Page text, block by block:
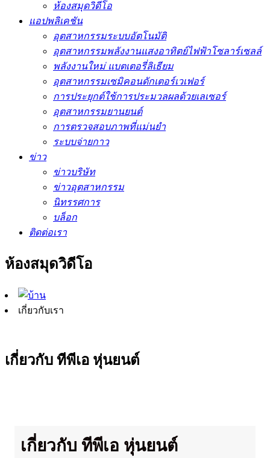
ห้องสมุดวิดีโอ
แอปพลิเคชัน
อุตสาหกรรมระบบอัตโนมัติ
อุตสาหกรรมพลังงานแสงอาทิตย์ไฟฟ้าโซลาร์เซลล์
พลังงานใหม่ แบตเตอรี่ลิเธียม
อุตสาหกรรมเซมิคอนดักเตอร์เวเฟอร์
การประยุกต์ใช้การประมวลผลด้วยเลเซอร์
อุตสาหกรรมยานยนต์
การตรวจสอบภาพที่แม่นยำ
ระบบจ่ายกาว
ข่าว
ข่าวบริษัท
ข่าวอุตสาหกรรม
นิทรรศการ
บล็อก
ติดต่อเรา
ห้องสมุดวิดีโอ
เกี่ยวกับเรา
เกี่ยวกับ ทีพีเอ หุ่นยนต์
เกี่ยวกับ ทีพีเอ หุ่นยนต์